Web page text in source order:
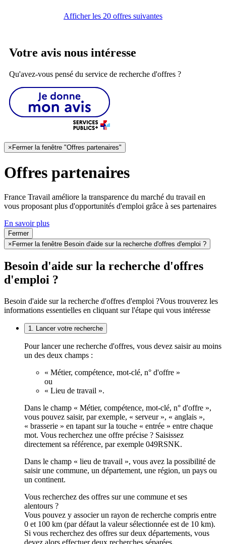
Afficher les 20 offres suivantes
Votre avis nous intéresse
Qu'avez-vous pensé du service de recherche d'offres ?
×Fermer la fenêtre "Offres partenaires"
Offres partenaires
France Travail améliore la transparence du marché du travail en
vous proposant plus d'opportunités d'emploi grâce à ses partenaires
En savoir plus
Fermer
× Fermer la fenêtre Besoin d'aide sur la recherche d'offres d'emploi ?
Besoin d'aide sur la recherche d'offres
d'emploi ?
Besoin d'aide sur la recherche d'offres d'emploi ?Vous trouverez les
informations essentielles en cliquant sur l'étape qui vous intéresse
1. Lancer votre recherche
Pour lancer une recherche d'offres, vous devez saisir au moins
un des deux champs :
« Métier, compétence, mot-clé, n° d'offre »
ou
« Lieu de travail ».
Dans le champ « Métier, compétence, mot-clé, n° d'offre »,
vous pouvez saisir, par exemple, « serveur », « anglais »,
« brasserie » en tapant sur la touche « entrée » entre chaque
mot. Vous recherchez une offre précise ? Saisissez
directement sa référence, par exemple 049RSNK.
Dans le champ « lieu de travail », vous avez la possibilité de
saisir une commune, un département, une région, un pays ou
un continent.
Vous recherchez des offres sur une commune et ses
alentours ?
Vous pouvez y associer un rayon de recherche compris entre
0 et 100 km (par défaut la valeur sélectionnée est de 10 km).
Si vous recherchez des offres sur deux départements, vous